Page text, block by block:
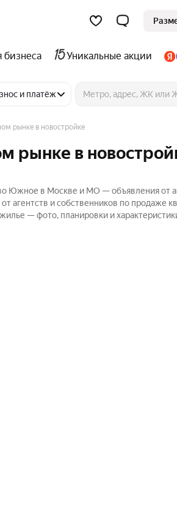
бизнеса Уникальные акции
и платёж
рынке в новостройке
рынке в
Южное в Москве и МО — объявления от
агентств и собственников по продаже
— фото, планировки и